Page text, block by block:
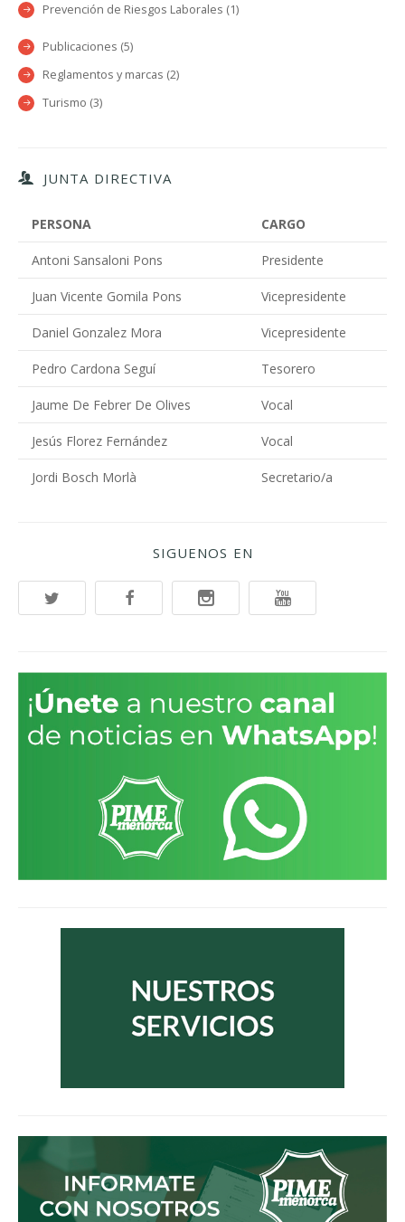
Prevención de Riesgos Laborales (1)
Publicaciones (5)
Reglamentos y marcas (2)
Turismo (3)
JUNTA DIRECTIVA
PERSONA CARGO
Antoni Sansaloni Pons Presidente
Juan Vicente Gomila Pons Vicepresidente
Daniel Gonzalez Mora Vicepresidente
Pedro Cardona Seguí Tesorero
Jaume De Febrer De Olives Vocal
Jesús Florez Fernández Vocal
Jordi Bosch Morlà Secretario/a
SIGUENOS EN